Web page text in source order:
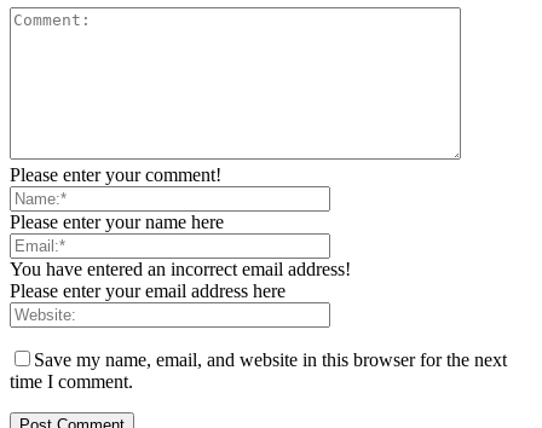
Please enter your comment!
Please enter your name here
You have entered an incorrect email address!
Please enter your email address here
Save my name, email, and website in this browser for the next
time I comment.